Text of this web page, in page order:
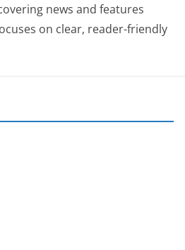
news and features
on clear, reader-friendly